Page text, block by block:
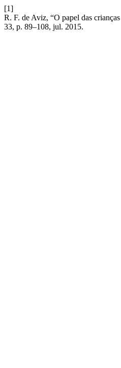
[1]
R. F. de Aviz, “O papel das
33, p. 89–108, jul. 2015.